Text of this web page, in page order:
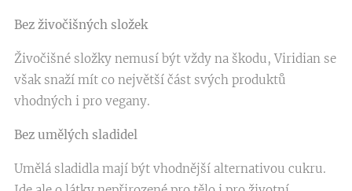
Bez živočišných složek
Živočišné složky nemusí být vždy na škodu, Viridian se
však snaží mít co největší část svých produktů
vhodných i pro vegany.
Bez umělých sladidel
Umělá sladidla mají být vhodnější alternativou cukru.